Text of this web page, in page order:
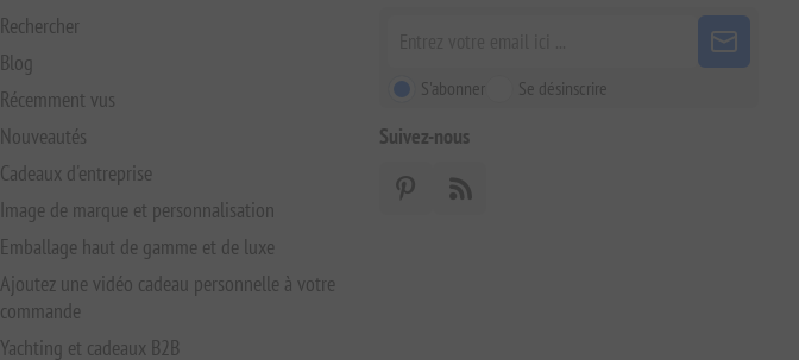
Rechercher
Blog
Récemment vus
Nouveautés
Cadeaux d'entreprise
Image de marque et personnalisation
Emballage haut de gamme et de luxe
Ajoutez une vidéo cadeau personnelle à votre
commande
Yachting et cadeaux B2B
S'abonner Se désinscrire
Suivez-nous